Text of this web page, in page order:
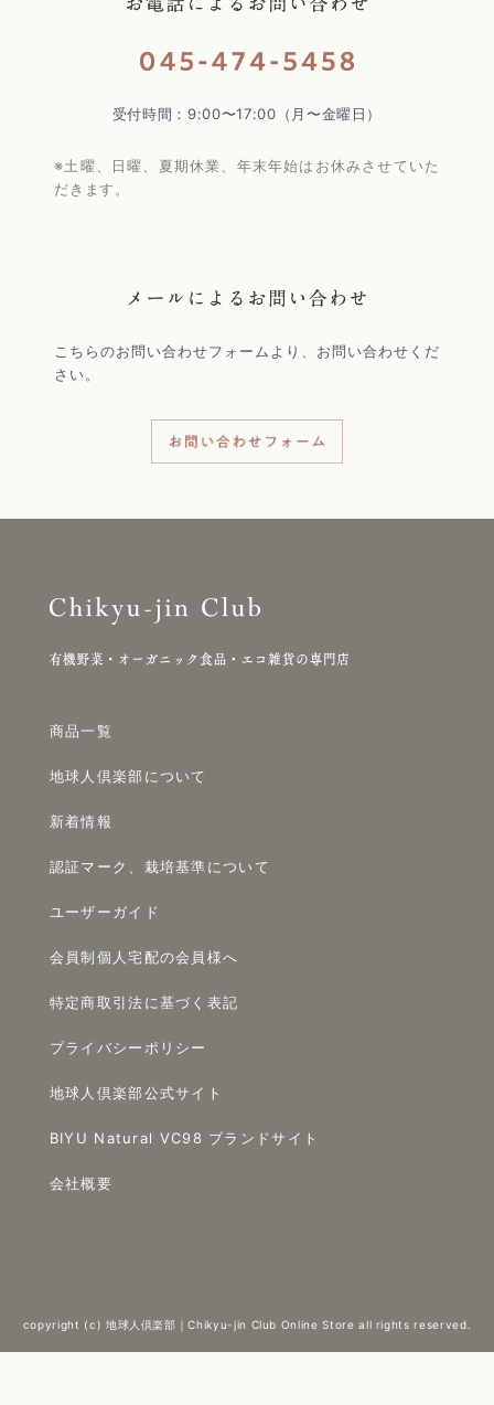
受付時間：9:00〜17:00（月〜金曜日）
※土曜、日曜、夏期休業、年末年始はお休みさせていた
だきます。
こちらのお問い合わせフォームより、お問い合わせくだ
さい。
商品一覧
地球人倶楽部について
新着情報
認証マーク、栽培基準について
ユーザーガイド
会員制個人宅配の会員様へ
特定商取引法に基づく表記
プライバシーポリシー
地球人倶楽部公式サイト
BIYU Natural VC98 ブランドサイト
会社概要
copyright (c) 地球人倶楽部｜Chikyu-jin Club Online Store all rights reserved.